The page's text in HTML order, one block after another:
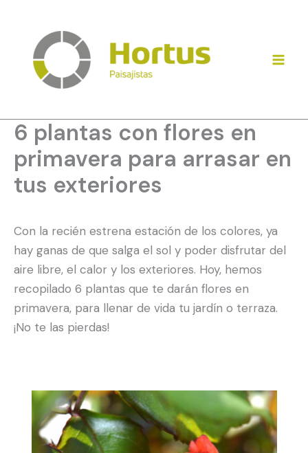
contenido
6 plantas con flores en
primavera para arrasar en
tus exteriores
Con la recién estrena estación de los colores, ya
hay ganas de que salga el sol y poder disfrutar del
aire libre, el calor y los exteriores. Hoy, hemos
recopilado 6 plantas que te darán flores en
primavera, para llenar de vida tu jardín o terraza.
¡No te las pierdas!